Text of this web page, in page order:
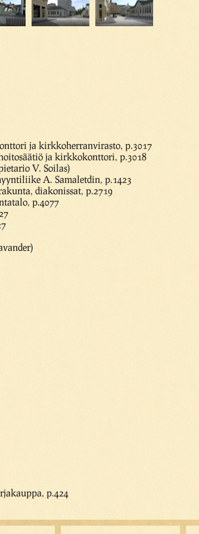
ja kirkkoherranvirasto, p.3017
ja kirkkokonttori, p.3018
V. Soilas)
A. Samaletdin, p.1423
diakonissat, p.2719
p.4077
p.424